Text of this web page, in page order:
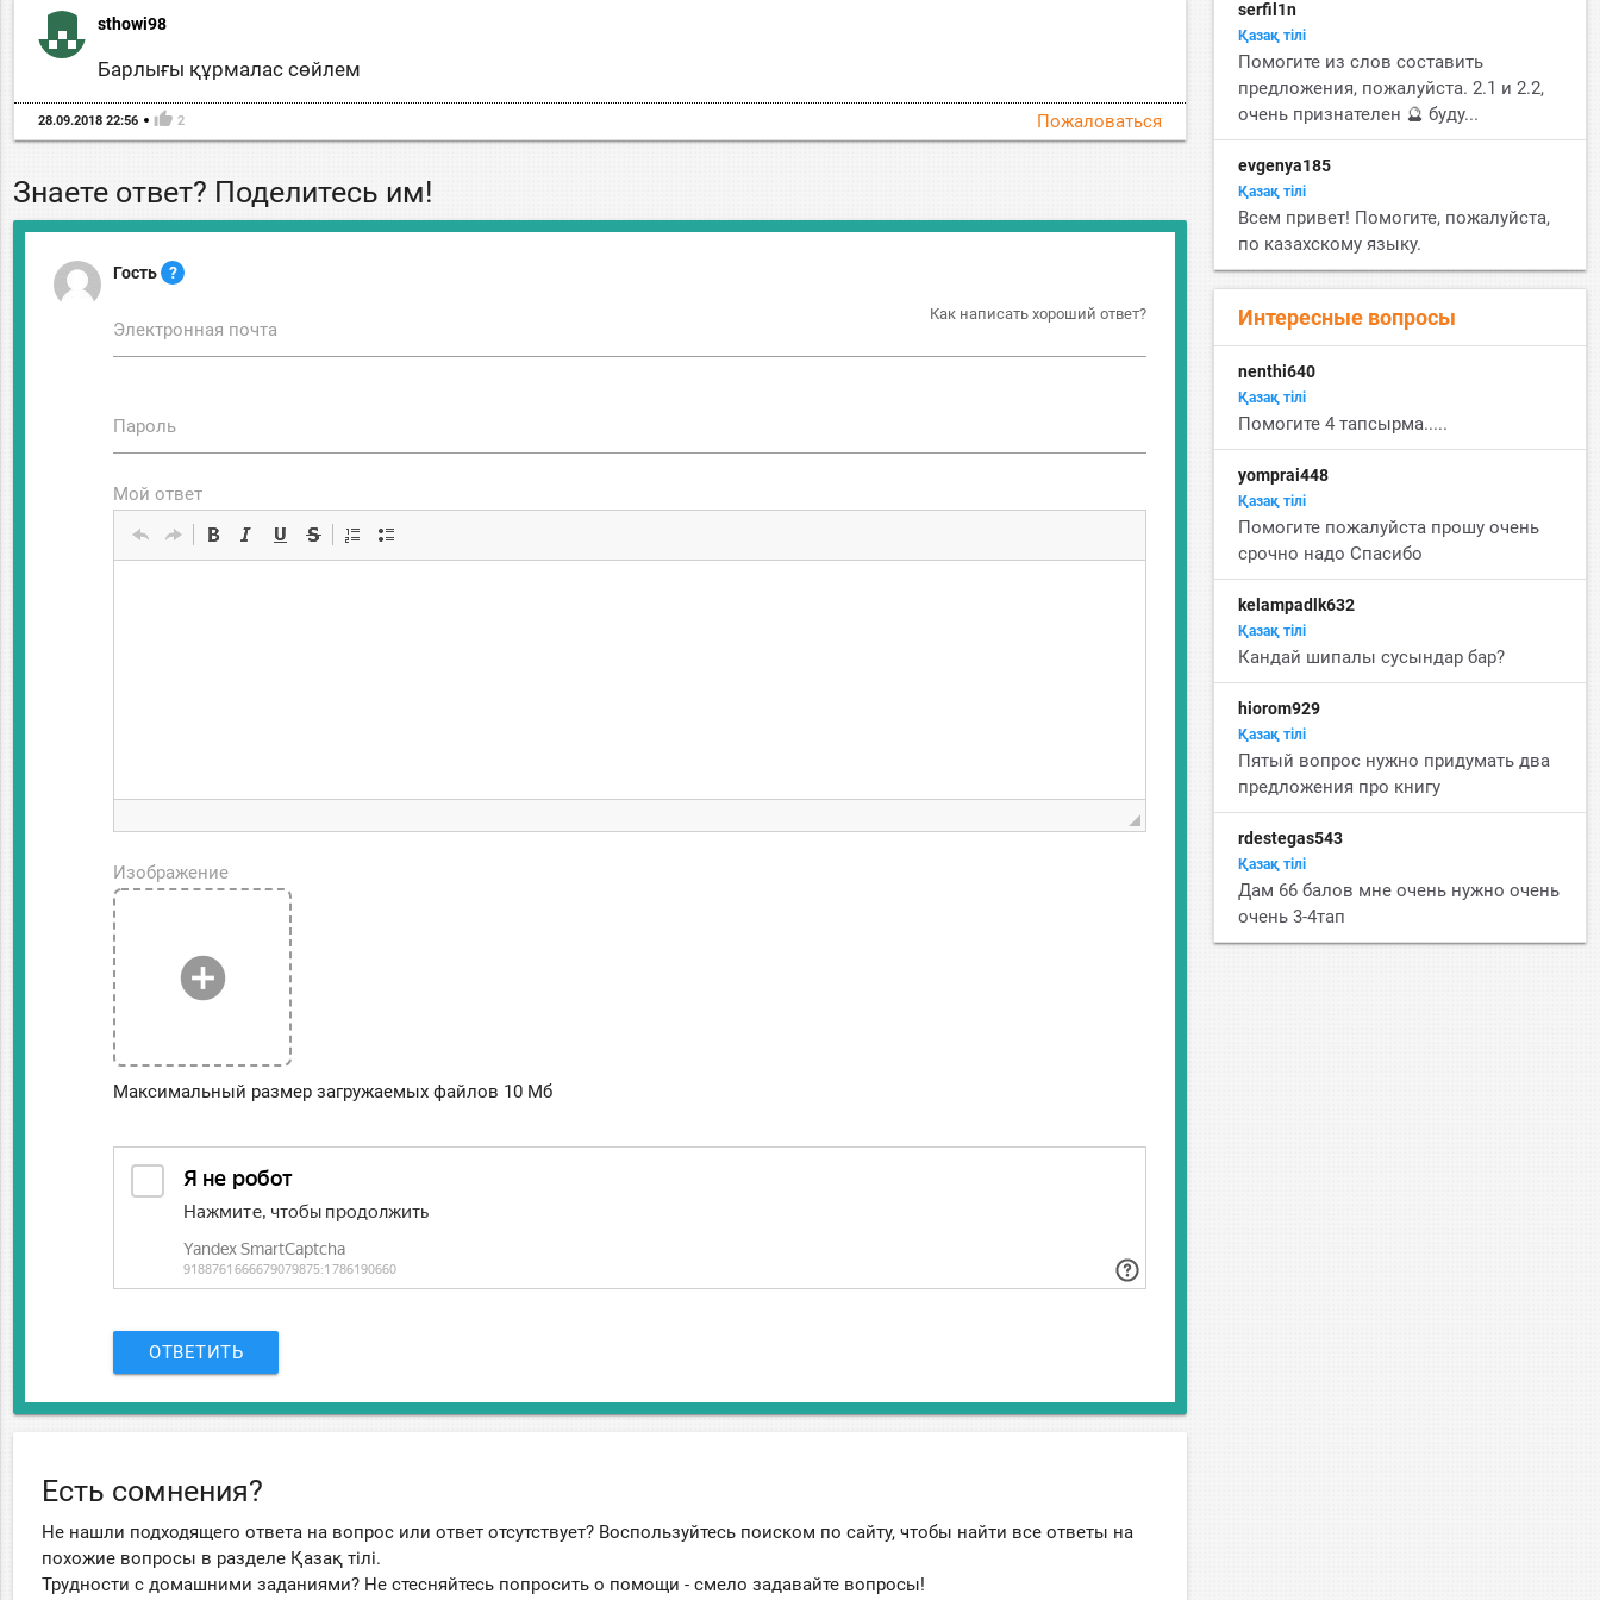
sthowi98
Барлығы құрмалас сөйлем
Пожаловаться
28.09.2018 22:56 thumb_up 2
Знаете ответ? Поделитесь им!
Гость ?
Как написать хороший ответ?
Электронная почта
Пароль
Мой ответ
add_circle
Изображение
Максимальный размер загружаемых файлов 10 Мб
ОТВЕТИТЬ
Есть сомнения?
Не нашли подходящего ответа на вопрос или ответ отсутствует? Воспользуйтесь поиском по сайту, чтобы найти все ответы на
похожие вопросы в разделе Қазақ тiлi.
Трудности с домашними заданиями? Не стесняйтесь попросить о помощи - смело задавайте вопросы!
serfil1n
Қазақ тiлi
Помогите из слов составить
предложения, пожалуйста. 2.1 и 2.2,
очень признателен 🔮 буду...
evgenya185
Қазақ тiлi
Всем привет! Помогите, пожалуйста,
по казахскому языку.
Интересные вопросы
nenthi640
Қазақ тiлi
Помогите 4 тапсырма.....
yomprai448
Қазақ тiлi
Помогите пожалуйста прошу очень
срочно надо Спасибо
kelampadlk632
Қазақ тiлi
Кандай шипалы сусындар бар?
hiorom929
Қазақ тiлi
Пятый вопрос нужно придумать два
предложения про книгу
rdestegas543
Қазақ тiлi
Дам 66 балов мне очень нужно очень
очень 3-4тап